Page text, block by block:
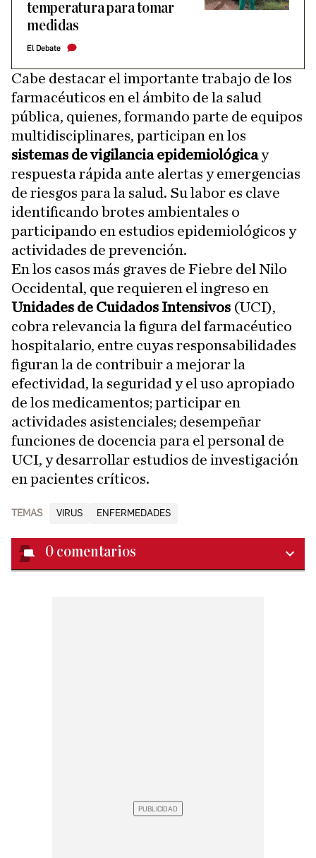
temperatura para tomar
medidas
El Debate
Cabe destacar el importante trabajo de los
farmacéuticos en el ámbito de la salud
pública, quienes, formando parte de equipos
multidisciplinares, participan en los
sistemas de vigilancia epidemiológicay
respuesta rápida ante alertas y emergencias
de riesgos para la salud. Su labor es clave
identificando brotes ambientales o
participando en estudios epidemiológicos y
actividades de prevención.
En los casos más graves de Fiebre del Nilo
Occidental, que requieren el ingreso en
Unidades de Cuidados Intensivos (UCI),
cobra relevancia la figura del farmacéutico
hospitalario, entre cuyas responsabilidades
figuran la de contribuir a mejorar la
efectividad, la seguridad y el uso apropiado
de los medicamentos; participar en
actividades asistenciales; desempeñar
funciones de docencia para el personal de
UCI, y desarrollar estudios de investigación
en pacientes críticos.
TEMAS VIRUS ENFERMEDADES
0 comentarios